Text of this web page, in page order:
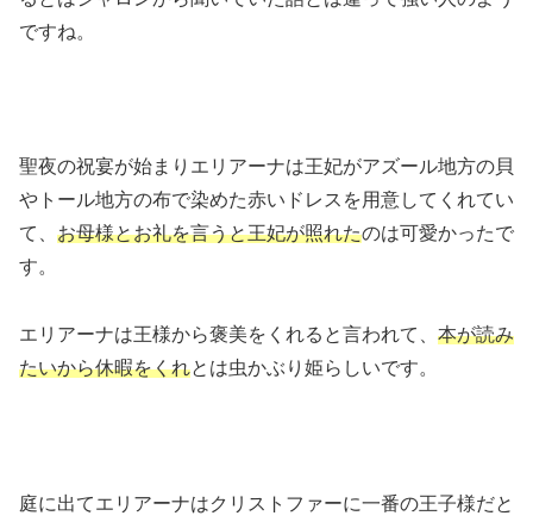
ですね。
聖夜の祝宴が始まりエリアーナは王妃がアズール地方の貝
やトール地方の布で染めた赤いドレスを用意してくれてい
て、 お母様とお礼を言うと王妃が照れたのは可愛かったで
す。
エリアーナは王様から褒美をくれると言われて、 本が読み
たいから休暇をくれとは虫かぶり姫らしいです。
庭に出てエリアーナはクリストファーに一番の王子様だと